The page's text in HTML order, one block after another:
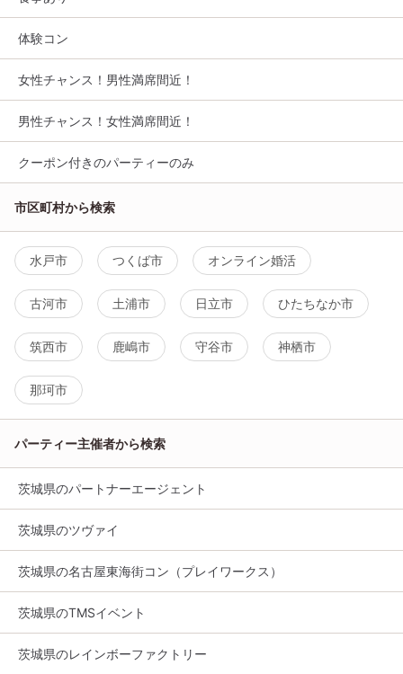
体験コン
女性チャンス！男性満席間近！
男性チャンス！女性満席間近！
クーポン付きのパーティーのみ
市区町村から検索
水戸市 つくば市 オンライン婚活
古河市 土浦市 日立市 ひたちなか市
筑西市 鹿嶋市 守谷市 神栖市
那珂市
パーティー主催者から検索
茨城県のパートナーエージェント
茨城県のツヴァイ
茨城県の名古屋東海街コン（プレイワークス）
茨城県のTMSイベント
茨城県のレインボーファクトリー